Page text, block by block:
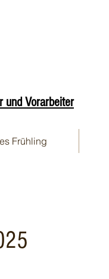
und Vorarbeiter
Frühling